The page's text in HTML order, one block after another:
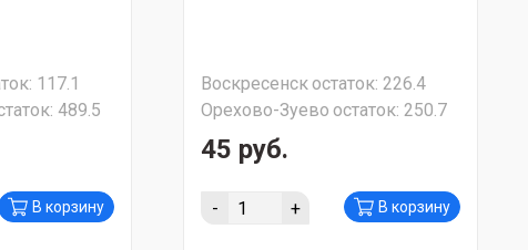
117.1
489.5
В корзину
Воскресенскостаток: 226.4
Орехово-Зуево остаток: 250.7
45 руб.
- + В корзину